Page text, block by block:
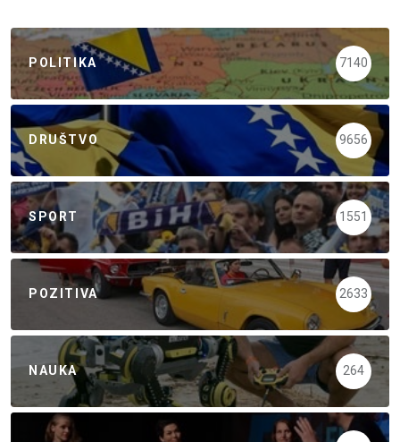
POLITIKA 7140
DRUŠTVO 9656
SPORT 1551
POZITIVA 2633
NAUKA 264